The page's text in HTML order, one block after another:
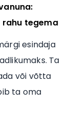
rahu tegema
esindaja
Ta
või võtta
ta oma